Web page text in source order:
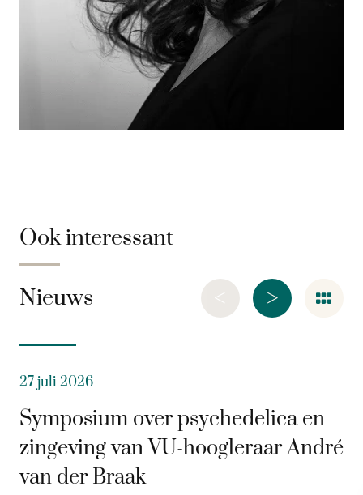
Ook interessant
Nieuws >
<
27 juli 2026
Symposium over psychedelica en
zingeving van VU-hoogleraar André
van der Braak